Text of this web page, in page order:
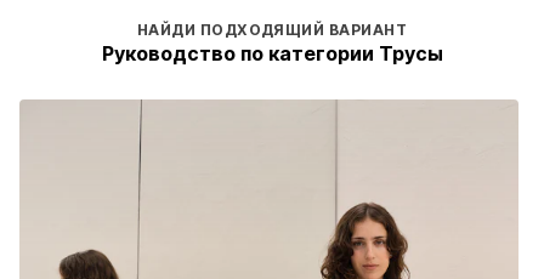
НАЙДИ ПОДХОДЯЩИЙ ВАРИАНТ
Руководство по категории Трусы